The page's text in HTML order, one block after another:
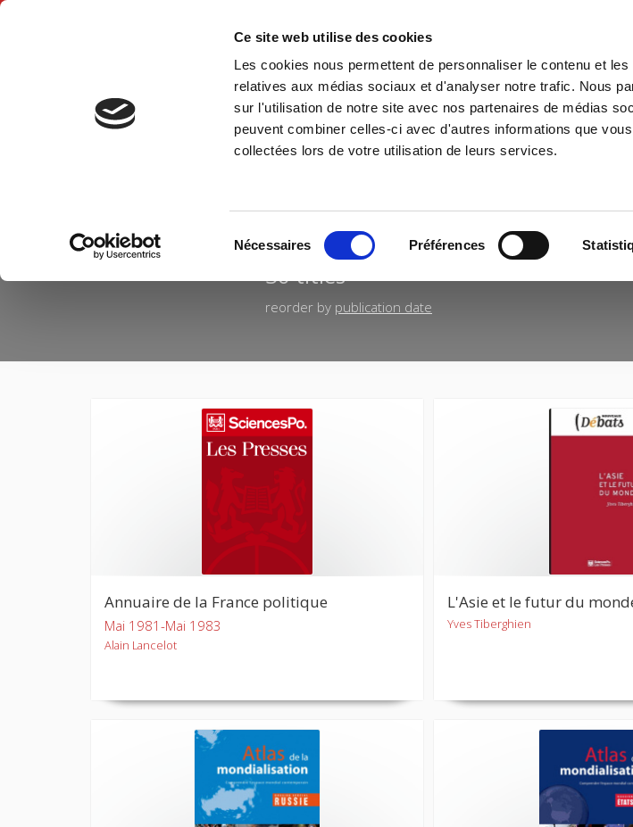
Ce site web utilise des cookies
Les cookies nous permettent de personnaliser le contenu et
relatives aux médias sociaux et d'analyser notre trafic. Nous
sur l'utilisation de notre site avec nos partenaires de médias
peuvent combiner celles-ci avec d'autres informations que
collectées lors de votre utilisation de leurs services.
Nécessaires Préférences
Home Environment History
Home
RESULTS OF THE SEARCH
36 titles
reorder by publication date
Annuaire de la France politique
Mai 1981-Mai 1983
Alain Lancelot
L'Asie et le futur du
Yves Tiberghien